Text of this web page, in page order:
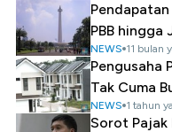
Pendapatan
PBB hingga
NEWS 11 bulan
Pengusaha
Tak Cuma
NEWS 1 tahun
Sorot Pajak